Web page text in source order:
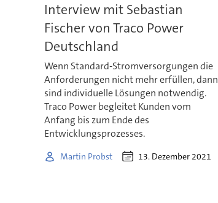
Interview mit Sebastian
Fischer von Traco Power
Deutschland
Wenn Standard-Stromversorgungen die
Anforderungen nicht mehr erfüllen, dann
sind individuelle Lösungen notwendig.
Traco Power begleitet Kunden vom
Anfang bis zum Ende des
Entwicklungsprozesses.
Martin Probst 13. Dezember 2021